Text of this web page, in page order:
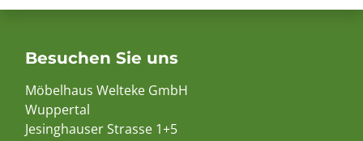
Besuchen Sie uns
Möbelhaus Welteke GmbH
Wuppertal
Jesinghauser Strasse 1+5